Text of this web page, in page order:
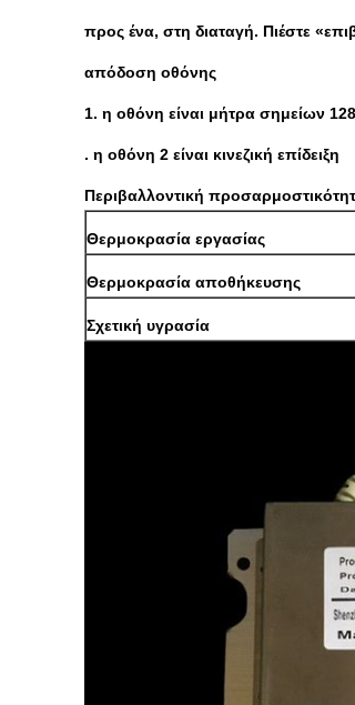
προς ένα, στη διαταγή. Πιέστε
απόδοση οθόνης
1. η οθόνη είναι μήτρα σημείων
. η οθόνη 2 είναι κινεζική επίδειξη
Περιβαλλοντική
Θερμοκρασία εργασίας
Θερμοκρασία αποθήκευσης
Σχετική υγρασία